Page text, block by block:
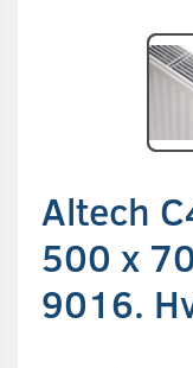
Altech
500 x
9016.